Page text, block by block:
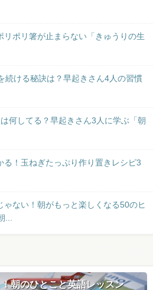
リポリ箸が止まらない「きゅうりの生
続ける秘訣は？早起きさん4人の習慣
何してる？早起きさん3人に学ぶ「朝
る！玉ねぎたっぷり作り置きレシピ3
ゃない！朝がもっと楽しくなる50のヒ
朝のひとこと英語レッスン